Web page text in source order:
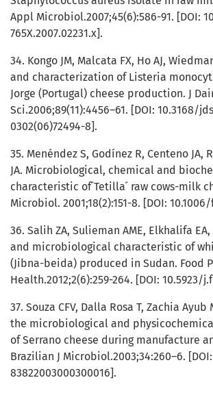
Appl Microbiol.2007;45(6):586-91. [DOI:
765X.2007.02231.x].
34. Kongo JM, Malcata FX, Ho AJ,
and characterization of Listeria
Jorge (Portugal) cheese production. J
Sci.2006;89(11):4456–61. [DOI: 10.3168/
0302(06)72494-8].
35. Menéndez S, Godínez R, Centeno JA,
JA. Microbiological, chemical and
characteristic of ́Tetilla ́ raw cows-milk
Microbiol. 2001;18(2):151-8. [DOI:
36. Salih ZA, Sulieman AME, Elkhalifa
and microbiological characteristic of
(Jibna-beida) produced in Sudan. Food
Health.2012;2(6):259-264. [DOI: 10.5923/
37. Souza CFV, Dalla Rosa T, Zachia Ayub
the microbiological and
of Serrano cheese during manufacture
Brazilian J Microbiol.2003;34:260–6. [DOI:
83822003000300016].